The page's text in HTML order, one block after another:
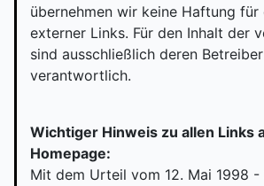
übernehmen wir keine Haftung für
externer Links. Für den Inhalt der
sind ausschließlich deren Betreiber
verantwortlich.
Wichtiger Hinweis zu allen Links
Homepage:
Mit dem Urteil vom 12. Mai 1998